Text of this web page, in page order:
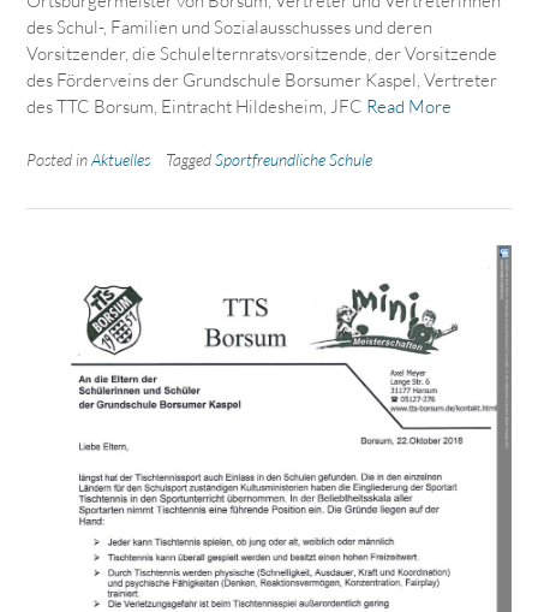
des Schul-, Familien und Sozialausschusses und deren
Vorsitzender, die Schulelternratsvorsitzende, der Vorsitzende
des Förderveins der Grundschule Borsumer Kaspel, Vertreter
des TTC Borsum, Eintracht Hildesheim, JFC Read More
Posted inAktuelles TaggedSportfreundliche Schule